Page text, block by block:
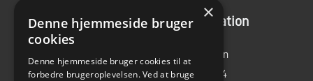
Jobs
MC ture
Administration
Bent Pedersen
Storegade 244
×
Denne hjemmeside bruger
cookies
Denne hjemmeside bruger cookies til at
forbedre brugeroplevelsen. Ved at bruge